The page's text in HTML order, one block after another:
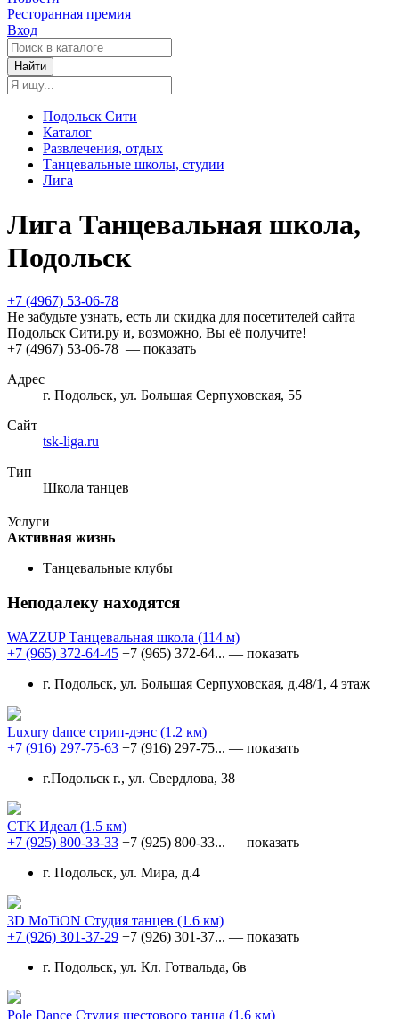
Ресторанная премия
Вход
Найти
Подольск Сити
Каталог
Развлечения, отдых
Танцевальные школы, студии
Лига
Лига Танцевальная школа,
Подольск
+7 (4967) 53-06-78
Не забудьте узнать, есть ли скидка для посетителей сайта
Подольск Сити.ру и, возможно, Вы её получите!
+7 (4967) 53-06-78 — показать
Адрес
г. Подольск, ул. Большая Серпуховская, 55
Сайт
tsk-liga.ru
Тип
Школа танцев
Услуги
Активная жизнь
Танцевальные клубы
Неподалеку находятся
WAZZUP Танцевальная школа (114 м)
+7 (965) 372-64-45 +7 (965) 372-64... — показать
г. Подольск, ул. Большая Серпуховская, д.48/1, 4 этаж
Luxury dance стрип-дэнс (1.2 км)
+7 (916) 297-75-63 +7 (916) 297-75... — показать
г.Подольск г., ул. Свердлова, 38
СТК Идеал (1.5 км)
+7 (925) 800-33-33 +7 (925) 800-33... — показать
г. Подольск, ул. Мира, д.4
3D MoTiON Студия танцев (1.6 км)
+7 (926) 301-37-29 +7 (926) 301-37... — показать
г. Подольск, ул. Кл. Готвальда, 6в
Pole Dance Студия шестового танца (1.6 км)